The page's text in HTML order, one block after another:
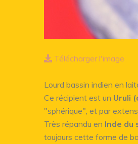
Télécharger l'image
Lourd bassin indien en
Ce récipient est un Uruli
"sphérique", et par
Très répandu en Inde du
toujours cette forme de